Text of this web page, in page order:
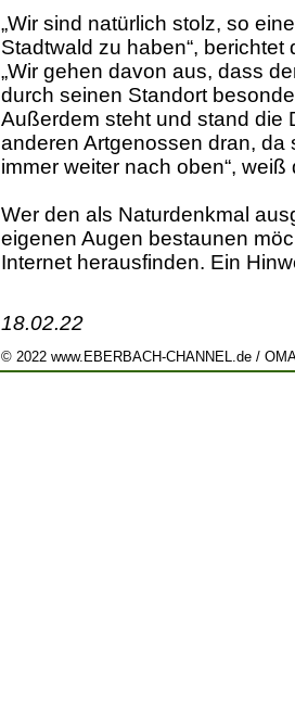
„Wir sind natürlich stolz, so
Stadtwald zu haben“,
„Wir gehen davon aus, dass
durch seinen Standort
Außerdem steht und stand die
anderen Artgenossen dran,
immer weiter nach oben“, weiß
Wer den als Naturdenkmal
eigenen Augen bestaunen
Internet herausfinden. Ein
18.02.22
© 2022 www.EBERBACH-CHANNEL.de /